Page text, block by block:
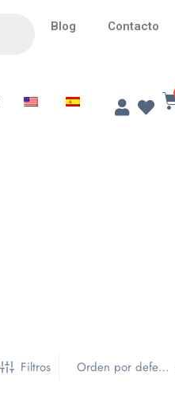
Blog Contacto
Filtros